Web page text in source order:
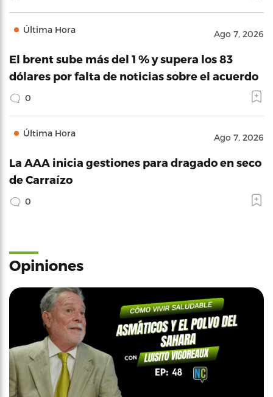
Última Hora Ago 7, 2026
El brent sube más del 1 % y supera los 83
dólares por falta de noticias sobre el acuerdo
0
Última Hora Ago 7, 2026
La AAA inicia gestiones para dragado en seco
de Carraízo
0
Opiniones